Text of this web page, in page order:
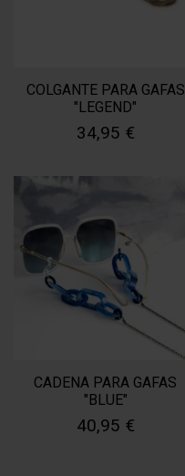
COLGANTE PARA GAFAS
"LEGEND"
34,95 €
CADENA PARA GAFAS
"BLUE"
40,95 €